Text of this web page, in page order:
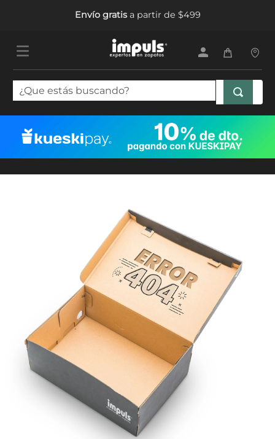
Envío gratisa partir de $499
¿Que estás buscando?
1.
tenis mujer